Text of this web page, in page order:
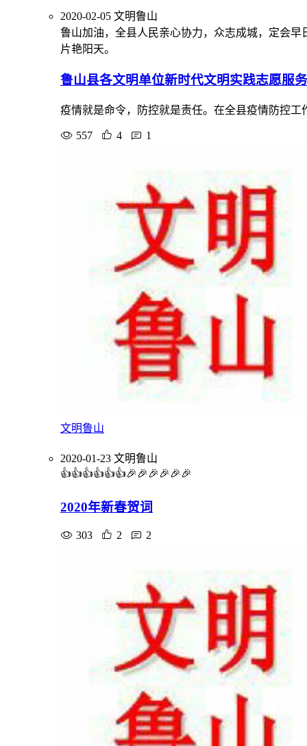
2020-02-05 文明鲁山
鲁山加油，全县人民亲心协力，众志成城，定会早
片艳阳天。
鲁山县各文明单位新时代文明实践志愿服
疫情就是命令，防控就是责任。在全县疫情防控
557 4 1
文明鲁山
2020-01-23 文明鲁山
👍👍👍👍👍👍🎉🎉🎉🎉🎉🎉
2020年新春贺词
303 2 2